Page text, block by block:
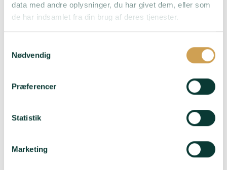
data med andre oplysninger, du har givet dem, eller som
de har indsamlet fra din brug af deres tjenester.
Nødvendig
Præferencer
Statistik
Marketing
Domaine Voirin-
Jumel – Blanc de
Druer: 100%
Typiske Chardonnay-